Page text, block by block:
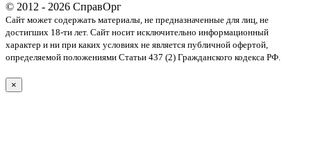
© 2012 - 2026 СправОрг
Сайт может содержать материалы, не предназначенные для лиц, не
достигших 18-ти лет. Cайт носит исключительно информационный
характер и ни при каких условиях не является публичной офертой,
определяемой положениями Статьи 437 (2) Гражданского кодекса РФ.
×